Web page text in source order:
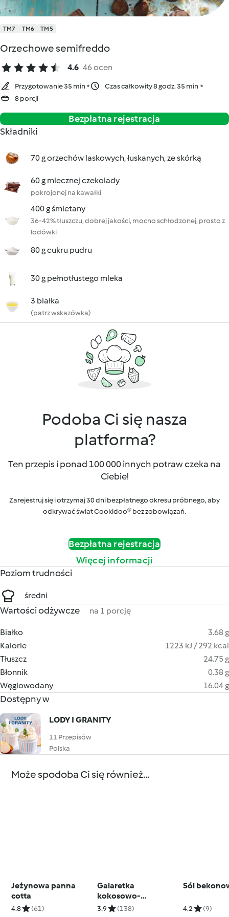
TM7 TM6 TM5
Orzechowe semifreddo
4.6 46 ocen
Przygotowanie 35 min
Czas całkowity 8 godz. 35 min
8 porcji
Bezpłatna rejestracja
Składniki
70 g orzechów laskowych, łuskanych, ze skórką
60 g mlecznej czekolady
pokrojonej na kawałki
400 g śmietany
36-42% tłuszczu, dobrej jakości, mocno schłodzonej, prosto z
lodówki
80 g cukru pudru
30 g pełnotłustego mleka
3 białka
(patrz wskazówka)
Podoba Ci się nasza
platforma?
Ten przepis i ponad 100 000 innych potraw czeka na
Ciebie!
Zarejestruj się i otrzymaj 30 dni bezpłatnego okresu próbnego, aby
odkrywać świat Cookidoo® bez zobowiązań.
Bezpłatna rejestracja
Więcej informacji
Poziom trudności
średni
Wartości odżywcze na 1 porcję
Białko
3.68 g
Kalorie
1223 kJ / 292 kcal
Tłuszcz
24.75 g
Błonnik
0.38 g
Węglowodany
16.04 g
Dostępny w
LODY I GRANITY
11 Przepisów
Polska
Może spodoba Ci się również...
Jeżynowa panna
cotta
4.8 (61)
Galaretka
kokosowo-
pomarańczowo-
3.9 (138)
Sól
4.2 (9)